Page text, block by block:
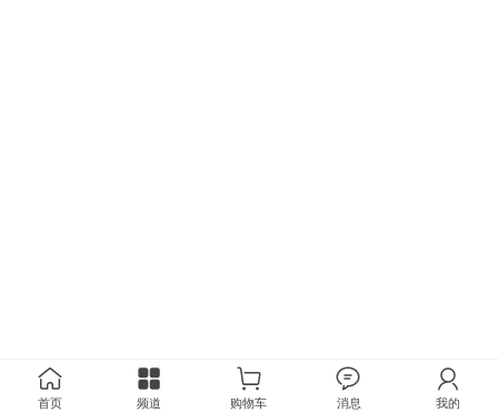
首页 频道 购物车 消息 我的